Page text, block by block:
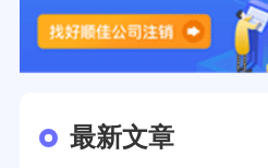
最新文章